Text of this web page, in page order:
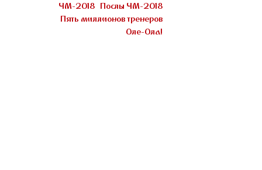
ЧМ-2018 Послы ЧМ-2018
Пять миллионов тренеров
Оле-Ола!